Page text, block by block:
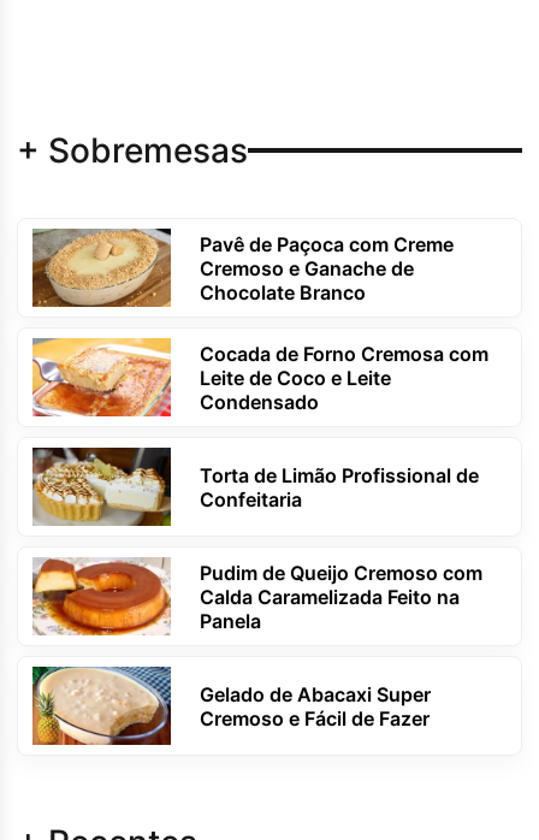
+ Sobremesas
Pavê de Paçoca com Creme
Cremoso e Ganache de
Chocolate Branco
Cocada de Forno Cremosa com
Leite de Coco e Leite
Condensado
Torta de Limão Profissional de
Confeitaria
Pudim de Queijo Cremoso com
Calda Caramelizada Feito na
Panela
Gelado de Abacaxi Super
Cremoso e Fácil de Fazer